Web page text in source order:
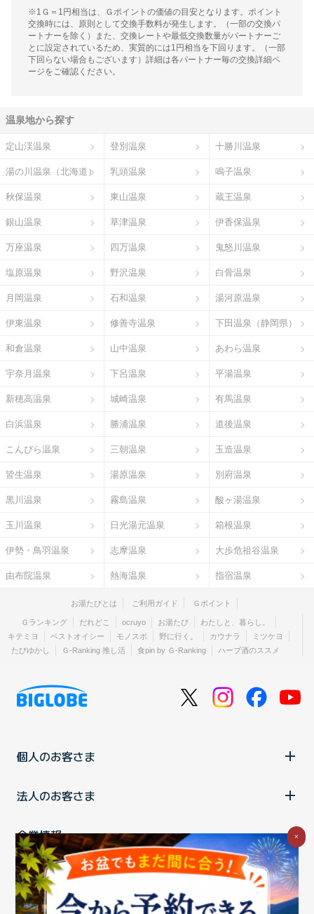
※1Ｇ＝1円相当は、Ｇポイントの価値の目安となります。ポイント
交換時には、原則として交換手数料が発生します。（一部の交換パ
ートナーを除く）また、交換レートや最低交換数量がパートナーご
とに設定されているため、実質的には1円相当を下回ります。（一部
下回らない場合もございます）詳細は各パートナー毎の交換詳細ペ
ージをご確認ください。
温泉地から探す
定山渓温泉 登別温泉 十勝川温泉
湯の川温泉（北海道） 乳頭温泉 鳴子温泉
秋保温泉 東山温泉 蔵王温泉
銀山温泉 草津温泉 伊香保温泉
万座温泉 四万温泉 鬼怒川温泉
塩原温泉 野沢温泉 白骨温泉
月岡温泉 石和温泉 湯河原温泉
伊東温泉 修善寺温泉 下田温泉（静岡県）
和倉温泉 山中温泉 あわら温泉
宇奈月温泉 下呂温泉 平湯温泉
新穂高温泉 城崎温泉 有馬温泉
白浜温泉 勝浦温泉 道後温泉
こんぴら温泉 三朝温泉 玉造温泉
皆生温泉 湯原温泉 別府温泉
黒川温泉 霧島温泉 酸ヶ湯温泉
玉川温泉 日光湯元温泉 箱根温泉
伊勢・鳥羽温泉 志摩温泉 大歩危祖谷温泉
由布院温泉 熱海温泉 指宿温泉
お湯たびとは ご利用ガイド Ｇポイント
Ｇランキング だれどこ ocruyo お湯たび
わたしと、暮らし。
キテミヨ
ベストオイシー モノスポ 野に行く。 カウナラ
ミツケヨ
たびゆかし
Ｇ-Ranking 推し活 食pin by Ｇ-Ranking ハーブ酒のススメ
個人のお客さま
法人のお客さま
企業情報
ご利用中の方
×